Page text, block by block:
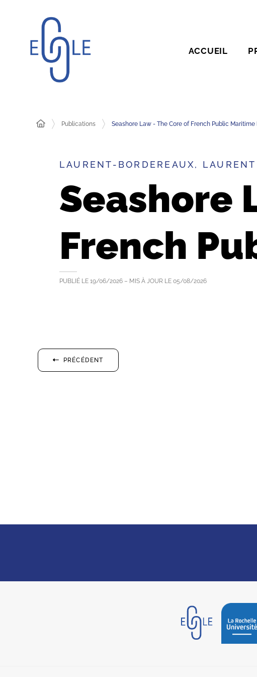
ACCUEIL
Publications Seashore Law - The Core of French Public Maritime
LAURENT-BORDEREAUX,
Seashore
French
PUBLIÉ LE 19/06/2026 – MIS À JOUR LE 05/08/2026
PRÉCÉDENT